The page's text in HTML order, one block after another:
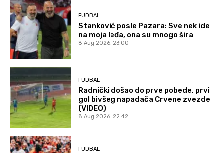
FUDBAL
Stanković posle Pazara: Sve nek ide
na moja leđa, ona su mnogo šira
8 Aug 2026. 23:00
FUDBAL
Radnički došao do prve pobede, prvi
gol bivšeg napadača Crvene zvezde
(VIDEO)
8 Aug 2026. 22:42
FUDBAL